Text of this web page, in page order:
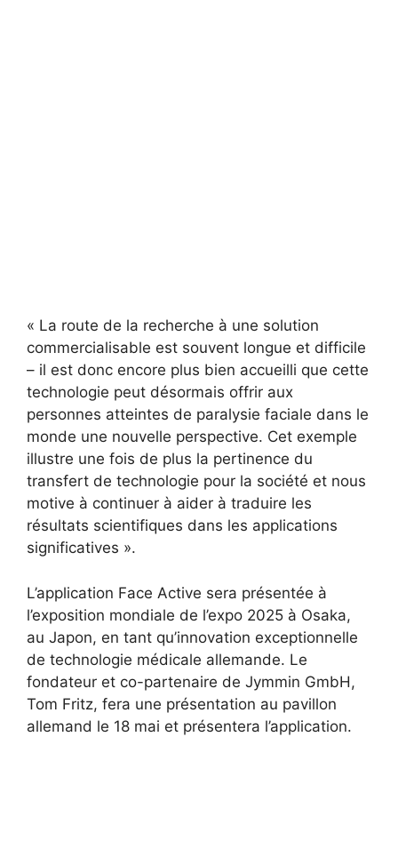
« La route de la recherche à une solution
commercialisable est souvent longue et difficile
– il est donc encore plus bien accueilli que cette
technologie peut désormais offrir aux
personnes atteintes de paralysie faciale dans le
monde une nouvelle perspective. Cet exemple
illustre une fois de plus la pertinence du
transfert de technologie pour la société et nous
motive à continuer à aider à traduire les
résultats scientifiques dans les applications
significatives ».
L’application Face Active sera présentée à
l’exposition mondiale de l’expo 2025 à Osaka,
au Japon, en tant qu’innovation exceptionnelle
de technologie médicale allemande. Le
fondateur et co-partenaire de Jymmin GmbH,
Tom Fritz, fera une présentation au pavillon
allemand le 18 mai et présentera l’application.